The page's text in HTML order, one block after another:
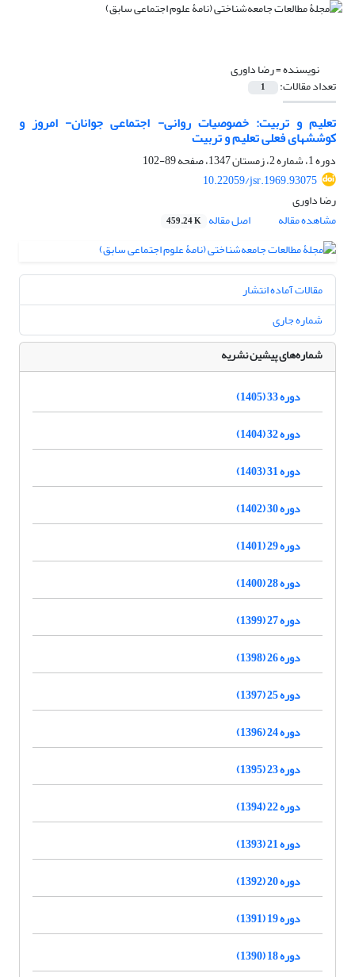
نویسنده =رضا داوری
تعداد مقالات: 1
تعلیم و تربیت: خصوصیات روانی- اجتماعی جوانان- امروز و
کوششهای فعلی تعلیم و تربیت
دوره 1، شماره 2، زمستان 1347، صفحه
89-102
10.22059/jsr.1969.93075
رضا داوری
مشاهده مقاله
اصل مقاله 459.24 K
مقالات آماده انتشار
شماره جاری
شماره‌های پیشین نشریه
دوره 33 (1405)
دوره 32 (1404)
دوره 31 (1403)
دوره 30 (1402)
دوره 29 (1401)
دوره 28 (1400)
دوره 27 (1399)
دوره 26 (1398)
دوره 25 (1397)
دوره 24 (1396)
دوره 23 (1395)
دوره 22 (1394)
دوره 21 (1393)
دوره 20 (1392)
دوره 19 (1391)
دوره 18 (1390)